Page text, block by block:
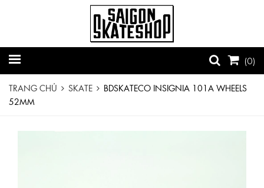
(0)
TRANG CHỦ SKATE
BDSKATECO INSIGNIA 101A WHEELS
52MM